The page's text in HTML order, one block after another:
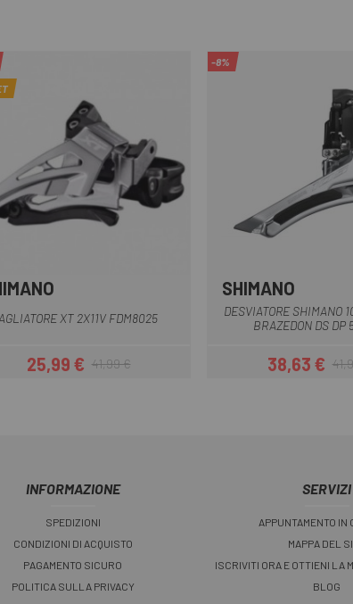
XT 2X11V FDM8025
Prezzo
25,99 €Prezzo base
41,99 €
-8%
SHIMANO
DESVIATORE SHIMANO
BRAZEDON DS DP
38,63 €
INFORMAZIONE
SPEDIZIONI
CONDIZIONI DI ACQUISTO
PAGAMENTO SICURO
POLITICA SULLA PRIVACY
SERVIZI
APPUNTAMENTO IN
MAPPA DEL
ISCRIVITI ORA E OTTIENI LA
BLOG